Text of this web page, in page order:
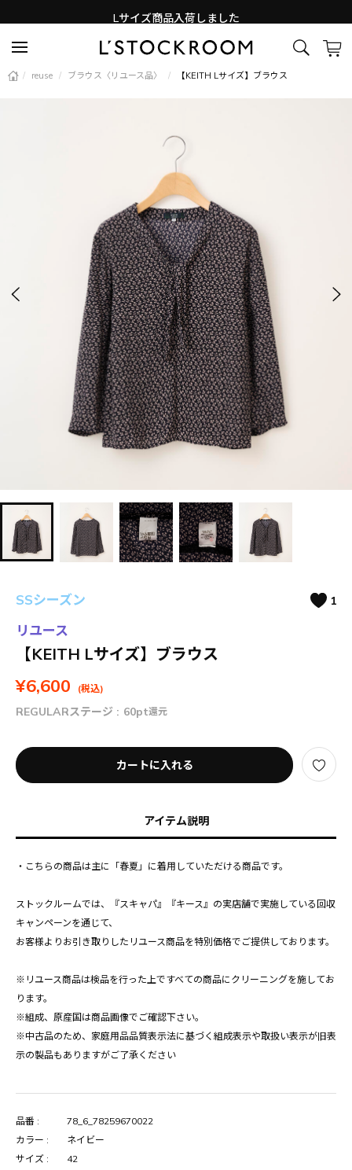
Lサイズ商品入荷しました
新着アイテム続々と入荷中！
/ reuse / ブラウス〈リユース品〉 / 【KEITH Lサイズ】ブラウス
SSシーズン 1
リユース
【KEITH Lサイズ】ブラウス
¥6,600 (税込)
REGULARステージ : 60pt還元
カートに入れる
アイテム説明
・こちらの商品は主に「春夏」に着用していただける商品です。
ストックルームでは、『スキャパ』『キース』の実店舗で実施している回収
キャンペーンを通じて、
お客様よりお引き取りしたリユース商品を特別価格でご提供しております。
※リユース商品は検品を行った上ですべての商品にクリーニングを施してお
ります。
※組成、原産国は商品画像でご確認下さい。
※中古品のため、家庭用品品質表示法に基づく組成表示や取扱い表示が旧表
示の製品もありますがご了承ください
品番 :
78_6_78259670022
カラー :
ネイビー
サイズ :
42